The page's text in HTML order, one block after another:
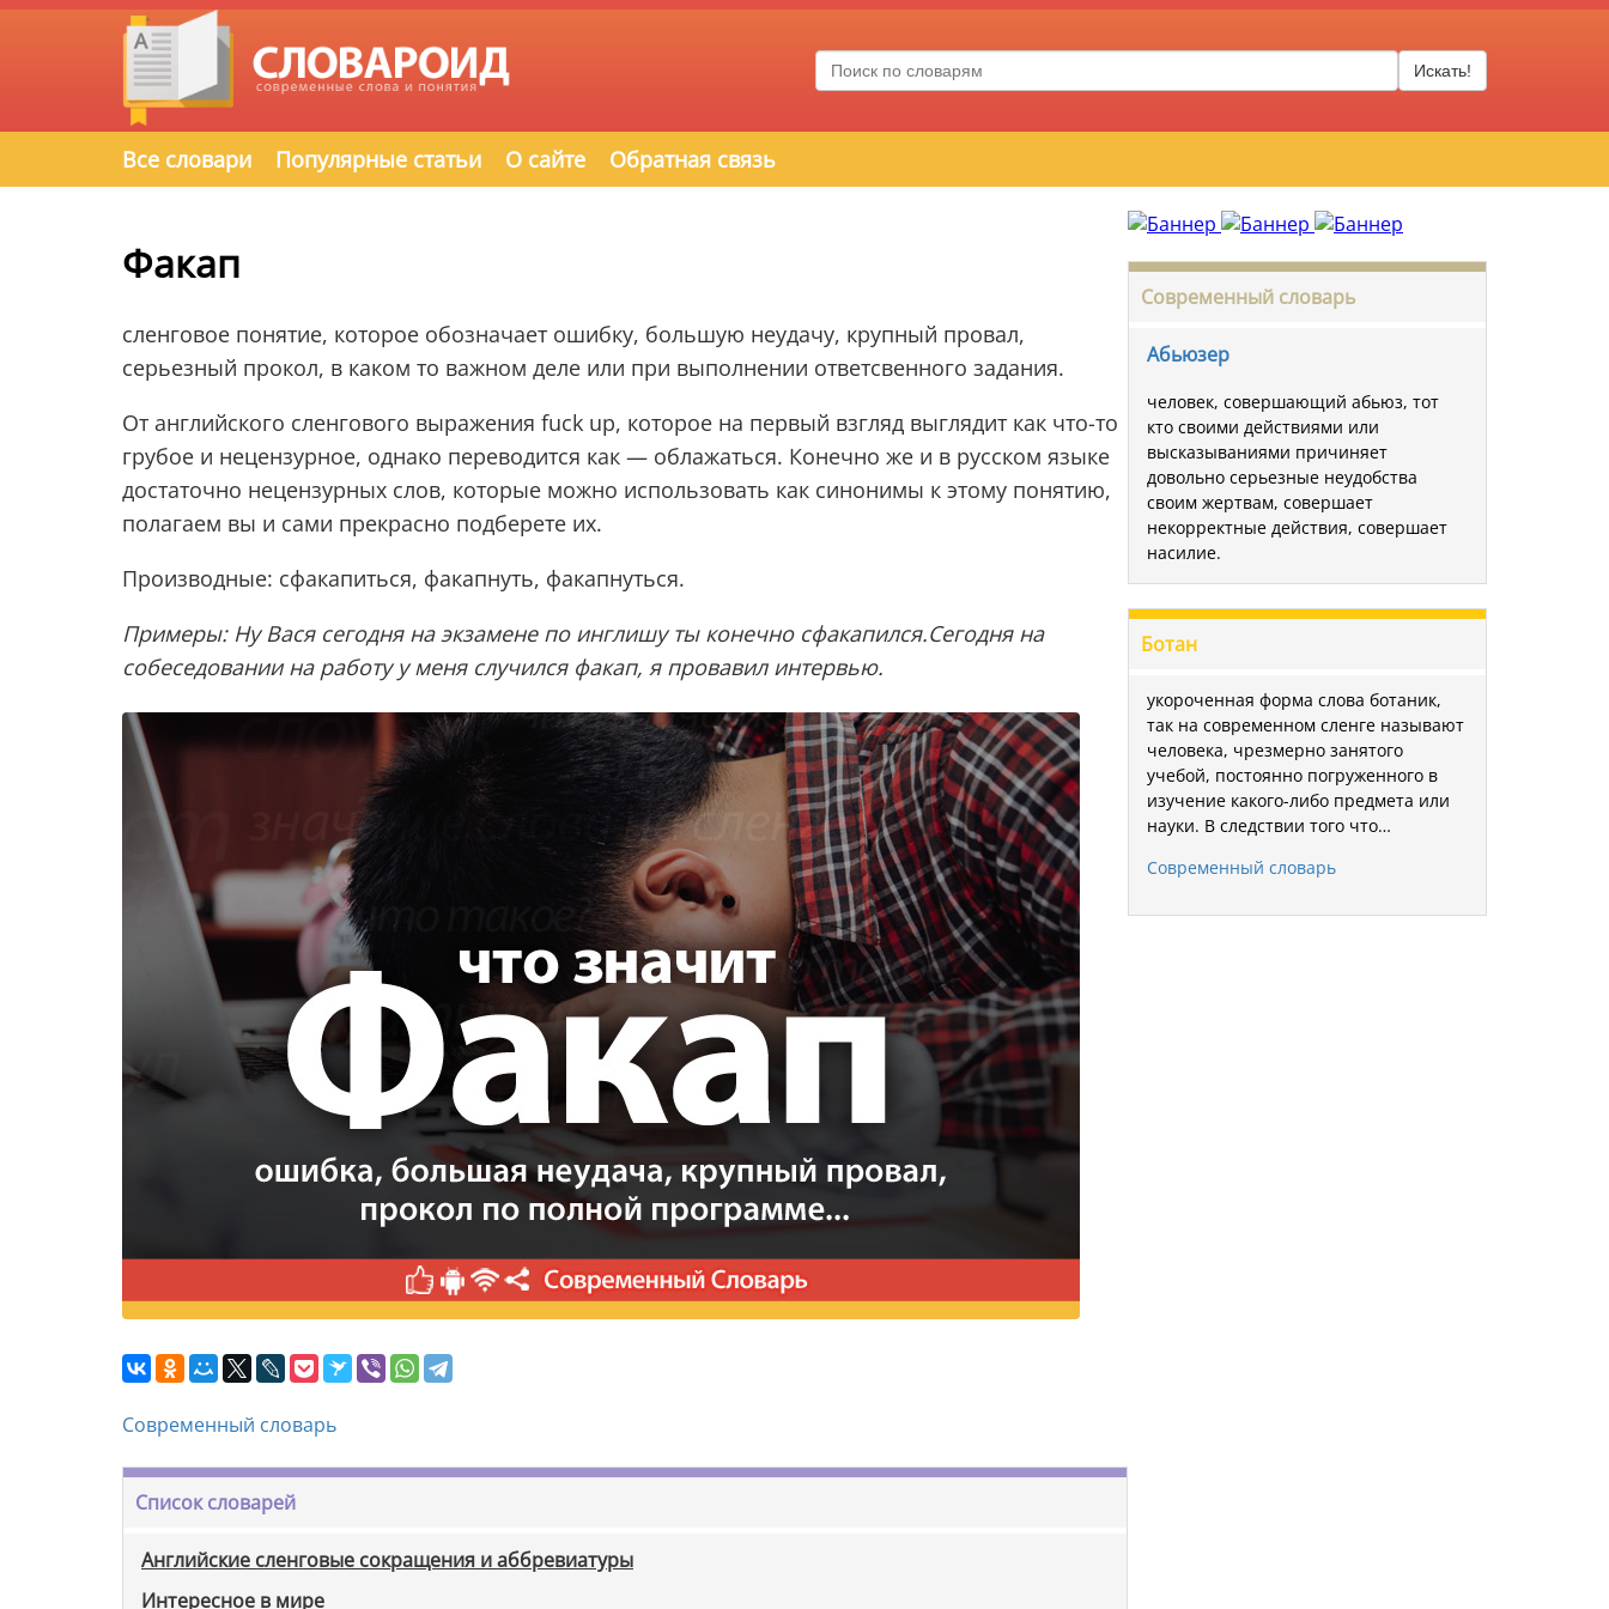
Искать!
Все словари Популярные статьи О сайте Обратная связь
Факап
сленговое понятие, которое обозначает ошибку, большую неудачу, крупный провал,
серьезный прокол, в каком то важном деле или при выполнении ответсвенного задания.
От английского сленгового выражения fuck up, которое на первый взгляд выглядит как что-то
грубое и нецензурное, однако переводится как — облажаться. Конечно же и в русском языке
достаточно нецензурных слов, которые можно использовать как синонимы к этому понятию,
полагаем вы и сами прекрасно подберете их.
Производные: сфакапиться, факапнуть, факапнуться.
Примеры: Ну Вася сегодня на экзамене по инглишу ты конечно сфакапился.Сегодня на
собеседовании на работу у меня случился факап, я провавил интервью.
Современный словарь
Список словарей
Английские сленговые сокращения и аббревиатуры
Интересное в мире
Современный словарь
Абьюзер
человек, совершающий абьюз, тот
кто своими действиями или
высказываниями причиняет
довольно серьезные неудобства
своим жертвам, совершает
некорректные действия, совершает
насилие.
Ботан
укороченная форма слова ботаник,
так на современном сленге называют
человека, чрезмерно занятого
учебой, постоянно погруженного в
изучение какого-либо предмета или
науки. В следствии того что…
Современный словарь